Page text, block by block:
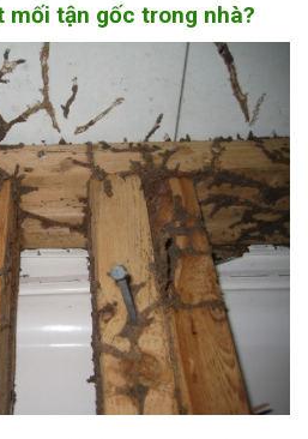
mối tận gốc trong nhà?